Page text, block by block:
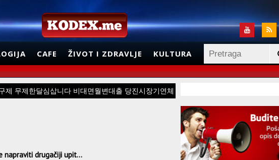
CAFE ŽIVOT I ZDRAVLJE KULTURA
제 무제한달심삽니다 비대면월변대출 당진시장기연체
napraviti drugačiji upit...